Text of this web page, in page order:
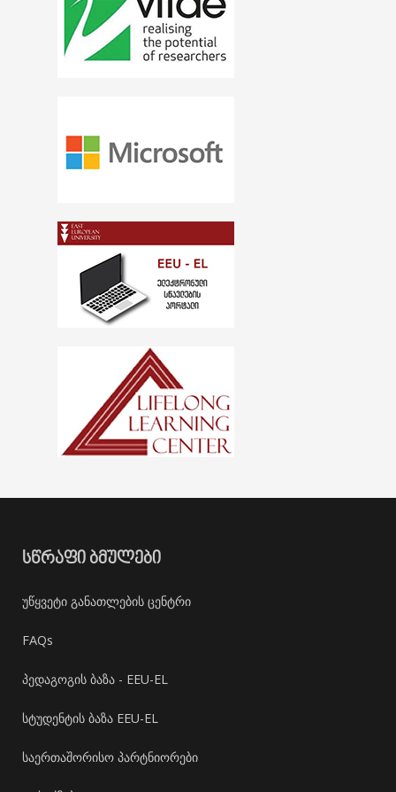
ᲡᲬᲠᲐᲤᲘ ᲑᲛᲣᲚᲔᲑᲘ
უწყვეტი განათლების ცენტრი
FAQs
პედაგოგის ბაზა - EEU-EL
სტუდენტის ბაზა EEU-EL
საერთაშორისო პარტნიორები